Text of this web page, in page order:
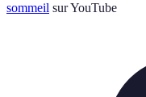
sommeil sur YouTube